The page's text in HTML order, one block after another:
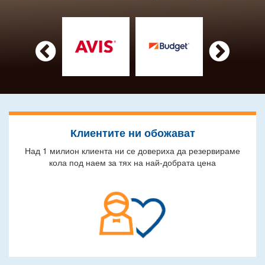
 
Клиентите ни обожават
Над 1 милион клиента ни се довериха да резервираме
кола под наем за тях на най-добрата цена